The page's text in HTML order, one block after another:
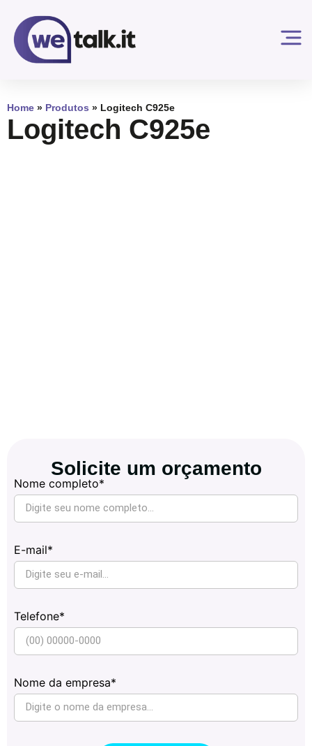
Home » Produtos » Logitech C925e
Logitech C925e
Solicite um orçamento
Nome completo*
E-mail*
Telefone*
Nome da empresa*